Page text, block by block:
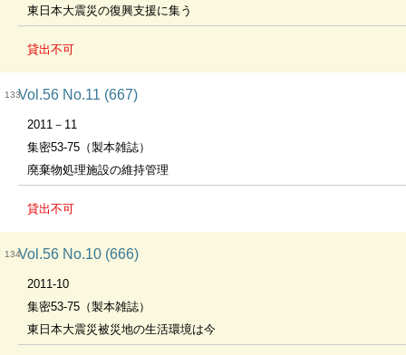
東日本大震災の復興支援に集う
貸出不可
133Vol.56 No.11 (667)
2011－11
集密53-75（製本雑誌）
廃棄物処理施設の維持管理
貸出不可
134Vol.56 No.10 (666)
2011-10
集密53-75（製本雑誌）
東日本大震災被災地の生活環境は今